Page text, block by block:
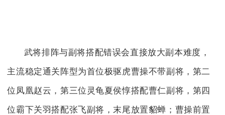
武将排阵与副将搭配错误会直接放大副本难度，
主流稳定通关阵型为首位极驱虎曹操不带副将，第二
位凤凰赵云，第三位灵龟夏侯惇搭配曹仁副将，第四
位霸下关羽搭配张飞副将，末尾放置貂蝉；曹操前置